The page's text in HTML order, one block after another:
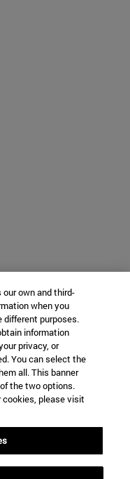
own and third-
when you
different purposes.
information
privacy, or
You can select the
all. This banner
the two options.
cookies, please visit